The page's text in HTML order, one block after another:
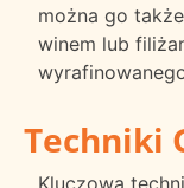
można go
winem lub
Techniki
Kluczową